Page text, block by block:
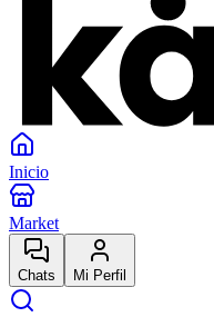
Inicio
Market
Chats Mi Perfil